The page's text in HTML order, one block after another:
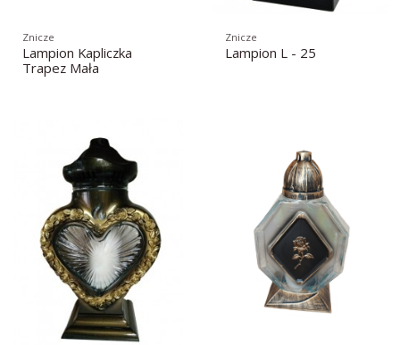
Znicze
Lampion Kapliczka
Trapez Mała
Znicze
Lampion L - 25